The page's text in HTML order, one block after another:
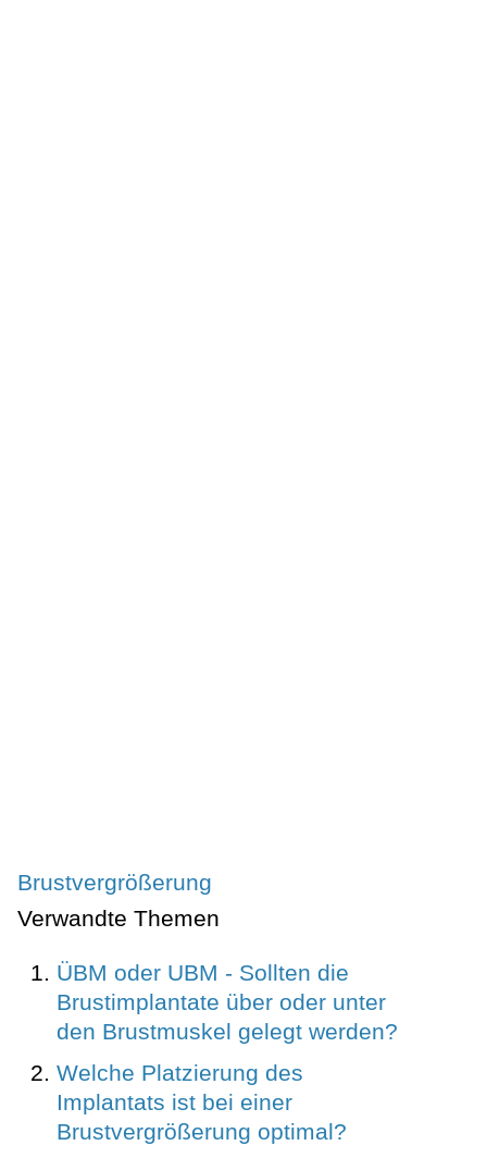
Brustvergrößerung
Verwandte Themen
ÜBM oder UBM - Sollten die
Brustimplantate über oder unter
den Brustmuskel gelegt werden?
Welche Platzierung des
Implantats ist bei einer
Brustvergrößerung optimal?